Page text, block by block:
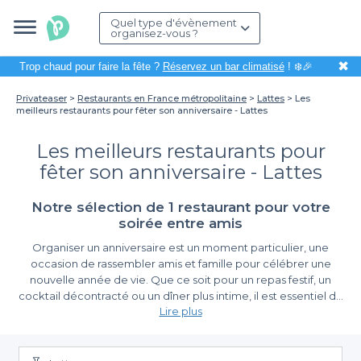
Quel type d'évènement
organisez-vous ?
Trop chaud pour faire la fête ? Réservez un bar climatisé! ❄️🎉 ✖
Privateaser Restaurants en France métropolitaine Lattes
Les
meilleurs restaurants pour fêter son anniversaire - Lattes
Les meilleurs restaurants pour
fêter son anniversaire - Lattes
Notre sélection de 1 restaurant pour votre
soirée entre amis
Organiser un anniversaire est un moment particulier, une
occasion de rassembler amis et famille pour célébrer une
nouvelle année de vie. Que ce soit pour un repas festif, un
cocktail décontracté ou un dîner plus intime, il est essentiel de
choisir le bon endroit pour maximiser la joie de cet événement.
restaurants qui sauront répondre à vos désirs culinaires tout en
Profitez d'une multitude de choix avec Privateaser
Lire plus